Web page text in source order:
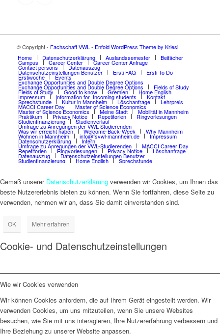
© Copyright - Fachschaft VWL- Enfold WordPress Theme by Kriesi
Home
Datenschutzerklärung Auslandssemester Beifächer
Campus Career Center Career Center Anfrage
Contact persons Datenauszug
Datenschutzeinstellungen Benutzer Ersti FAQ Ersti To Do
Erstiwoche Events
Exchange Opportunities and Double Degree Options
Exchange Opportunities and Double Degree Options Fields of Study
Fields of Study Good to know Gremien Home English
Impressum Information for Incoming students Kontakt
Sprechstunde Kultur in Mannheim Löschanfrage Lehrpreis
MACCI Career Day Master of Science Economics
Master of Science Economics Meine Stadt Mobilität in Mannheim
Praktikum Privacy Notice Repetitorien Ringvorlesungen
Studienfinanzierung Studienverlauf
Umfrage zu Anregungen der VWL-Studierenden
Was wir erreicht haben Welcome-Back-Week Why Mannheim
Wohnen in Mannheim info@fsvwl-mannheim.de Impressum
Datenschutzerklärung Intern
Umfrage zu Anregungen der VWL-Studierenden MACCI Career Day
Repetitorien Ringvorlesungen Privacy Notice Löschanfrage
Datenauszug Datenschutzeinstellungen Benutzer
Studienfinanzierung Home English Sprechstunde
Gemäß unserer Datenschutzerklärung verwenden wir Cookies, um Ihnen das
beste Nutzererlebnis bieten zu können. Wenn Sie fortfahren, diese Seite zu
verwenden, nehmen wir an, dass Sie damit einverstanden sind.
OK Mehr erfahren
Cookie- und Datenschutzeinstellungen
Wie wir Cookies verwenden
Wir können Cookies anfordern, die auf Ihrem Gerät eingestellt werden. Wir
verwenden Cookies, um uns mitzuteilen, wenn Sie unsere Websites
besuchen, wie Sie mit uns interagieren, Ihre Nutzererfahrung verbessern und
Ihre Beziehung zu unserer Website anpassen.